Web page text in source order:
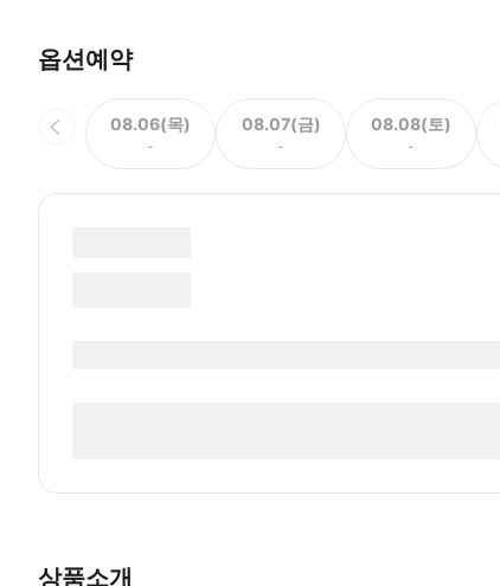
옵션예약
08.06(목)
-
08.07(금)
-
08.08(토)
-
상품소개